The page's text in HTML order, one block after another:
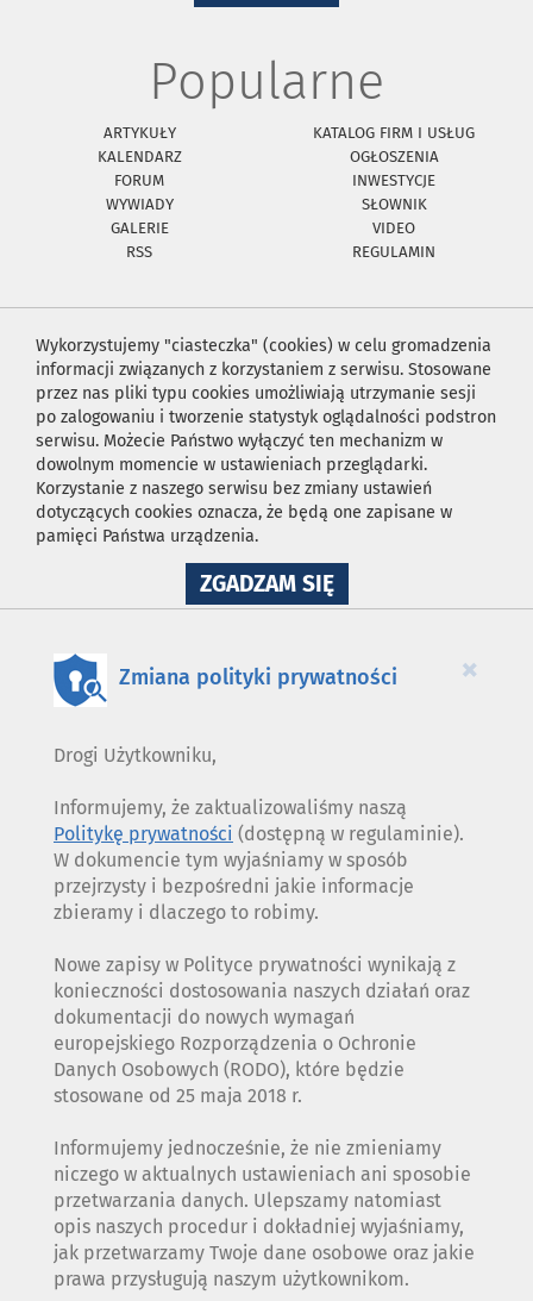
Popularne
ARTYKUŁY
KATALOG FIRM I USŁUG
KALENDARZ
OGŁOSZENIA
FORUM
INWESTYCJE
WYWIADY
SŁOWNIK
GALERIE
VIDEO
RSS
REGULAMIN
Wykorzystujemy "ciasteczka" (cookies) w celu gromadzenia
informacji związanych z korzystaniem z serwisu. Stosowane
przez nas pliki typu cookies umożliwiają utrzymanie sesji
po zalogowaniu i tworzenie statystyk oglądalności podstron
serwisu. Możecie Państwo wyłączyć ten mechanizm w
dowolnym momencie w ustawieniach przeglądarki.
Korzystanie z naszego serwisu bez zmiany ustawień
dotyczących cookies oznacza, że będą one zapisane w
pamięci Państwa urządzenia.
ZGADZAM SIĘNA
WYKORZYSTANIE
×
Zmiana polityki prywatności
Drogi Użytkowniku,
Informujemy, że zaktualizowaliśmy naszą
Politykę prywatności (dostępną w regulaminie).
W dokumencie tym wyjaśniamy w sposób
przejrzysty i bezpośredni jakie informacje
zbieramy i dlaczego to robimy.
Nowe zapisy w Polityce prywatności wynikają z
konieczności dostosowania naszych działań oraz
dokumentacji do nowych wymagań
europejskiego Rozporządzenia o Ochronie
Danych Osobowych (RODO), które będzie
stosowane od 25 maja 2018 r.
Informujemy jednocześnie, że nie zmieniamy
niczego w aktualnych ustawieniach ani sposobie
przetwarzania danych. Ulepszamy natomiast
opis naszych procedur i dokładniej wyjaśniamy,
jak przetwarzamy Twoje dane osobowe oraz jakie
prawa przysługują naszym użytkownikom.